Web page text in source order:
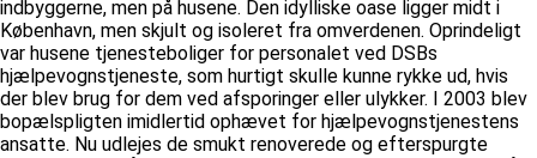
indbyggerne, men på husene. Den idylliske oase ligger midt i
København, men skjult og isoleret fra omverdenen. Oprindeligt
var husene tjenesteboliger for personalet ved DSBs
hjælpevognstjeneste, som hurtigt skulle kunne rykke ud, hvis
der blev brug for dem ved afsporinger eller ulykker. I 2003 blev
bopælspligten imidlertid ophævet for hjælpevognstjenestens
ansatte. Nu udlejes de smukt renoverede og efterspurgte